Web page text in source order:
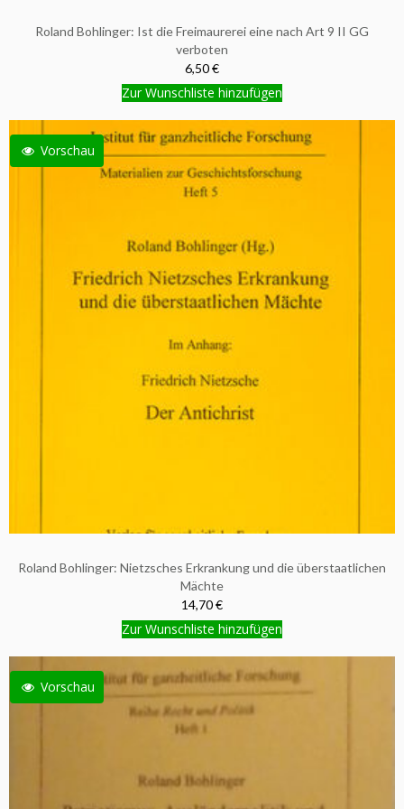
Roland Bohlinger: Ist die Freimaurerei eine nach Art 9 II GG
verboten
6,50 €
Zur Wunschliste hinzufügen
Vorschau
Roland Bohlinger: Nietzsches Erkrankung und die überstaatlichen
Mächte
14,70 €
Zur Wunschliste hinzufügen
Vorschau